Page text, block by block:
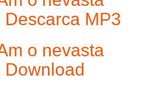
MP3
o nevasta
Download